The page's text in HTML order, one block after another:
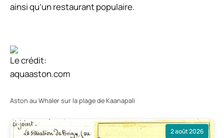
ainsi qu’un restaurant populaire.
Le crédit:
aquaaston.com
Aston au Whaler sur la plage de Kaanapali
2 août 2026